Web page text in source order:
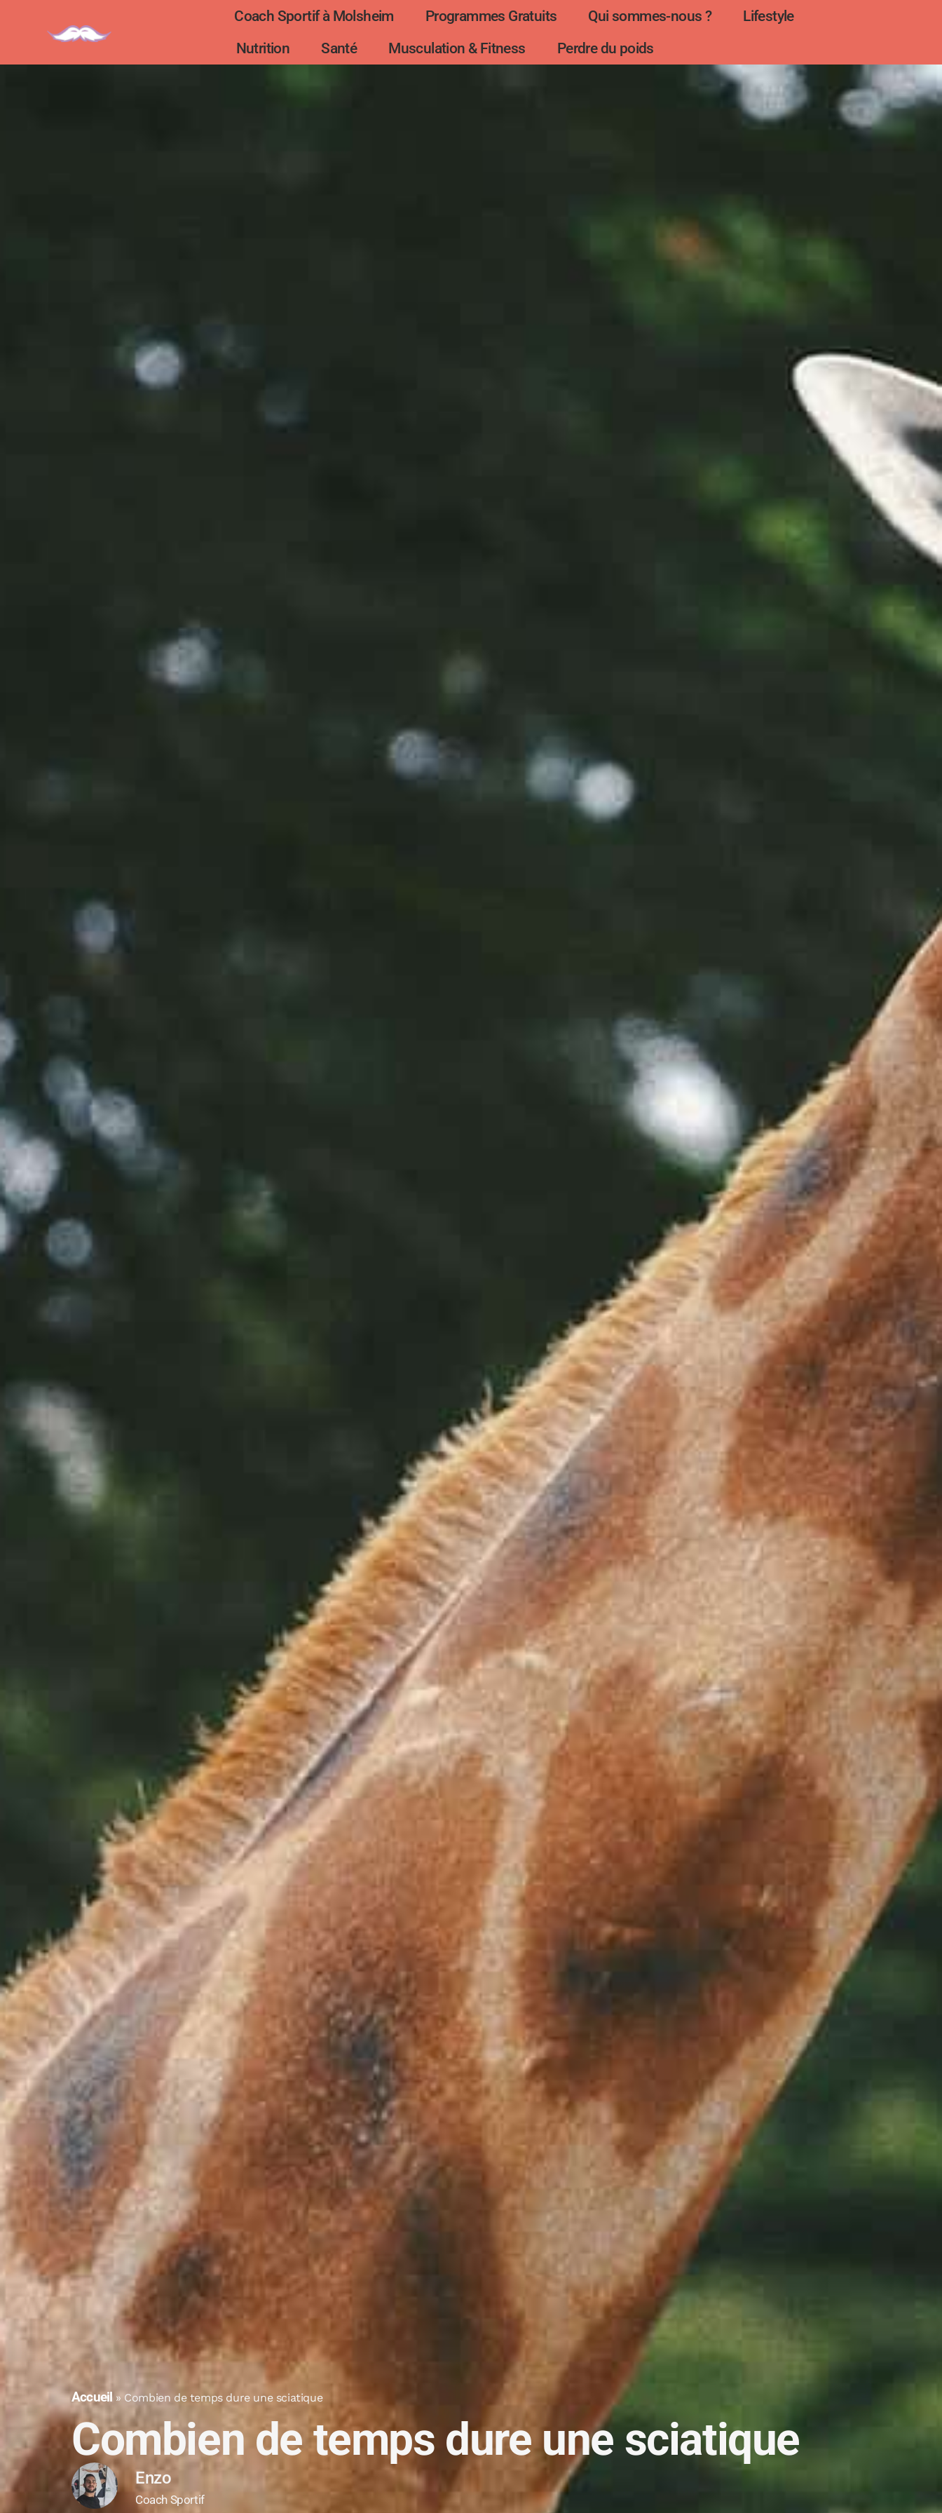
Coach Sportif à Molsheim Programmes Gratuits Qui sommes-nous ?
Lifestyle
Nutrition
Santé Musculation & Fitness Perdre du poids
Accueil » Combien de temps dure une sciatique
Combien de temps dure une sciatique
Enzo
Coach Sportif